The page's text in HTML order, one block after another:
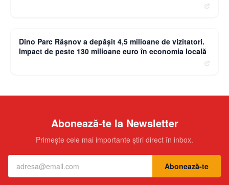
Dino Parc Râșnov a depășit 4,5 milioane de vizitatori.
Impact de peste 130 milioane euro în economia locală
Abonează-te la Newsletter
Primește cele mai importante știri direct în inbox.
Abonează-te